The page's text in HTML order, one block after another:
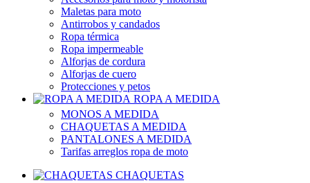
Maletas para moto
Antirrobos y candados
Ropa térmica
Ropa impermeable
Alforjas de cordura
Alforjas de cuero
Protecciones y petos
ROPA A MEDIDA
MONOS A MEDIDA
CHAQUETAS A MEDIDA
PANTALONES A MEDIDA
Tarifas arreglos ropa de moto
CHAQUETAS